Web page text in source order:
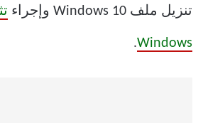
تنزيل ملف Windows 10 وإجراء
Windows
.